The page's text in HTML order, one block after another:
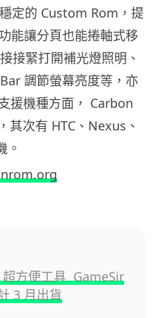
定的 Custom Rom，提
能讓分頁也能捲軸式移
接緊打開補光燈照明、
調節螢幕亮度等，亦
援機種方面， Carbon
其次有 HTC、Nexus、
。
方便工具 GameSir
3 月出貨